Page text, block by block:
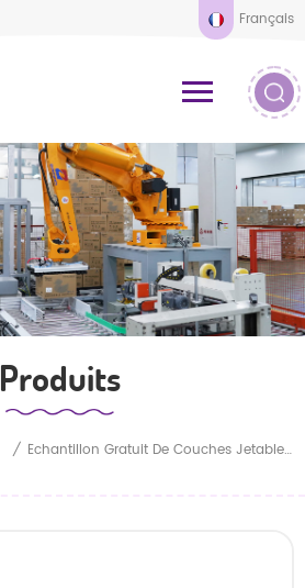
Français
Produits
/ Échantillon Gratuit De Couches Jetables Premium Ultra Douces En Promotion, Disponibles En Gros. Toutes Les Tailles Disponibles.